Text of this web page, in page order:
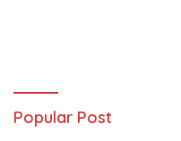
Popular Post